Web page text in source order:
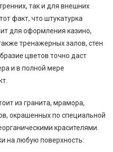
так и для внешних
факт, что штукатурка
для оформления казино,
тренажерных залов, стен
цветов точно даст
и в полной мере
из гранита, мрамора,
окрашенных по специальной
красителями.
на любую поверхность: